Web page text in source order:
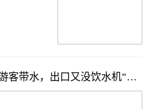
客带水，出口又没饮水机”，